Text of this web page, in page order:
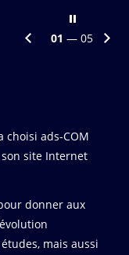
le
02 — 05
choisi ads-COM
site Internet
donner aux
mais aussi